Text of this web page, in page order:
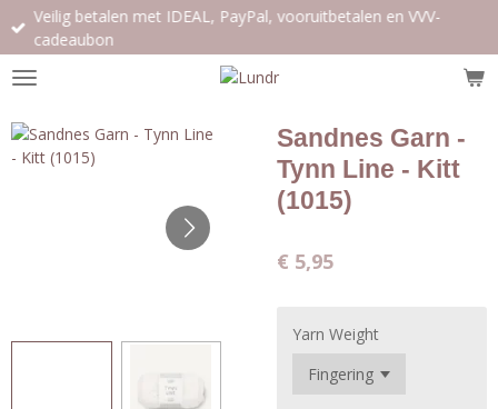
Ga
direct
naar
de
Veilig betalen met IDEAL, PayPal, vooruitbetalen en VVV-
cadeaubon
Sandnes Garn -
Tynn Line - Kitt
(1015)
€ 5,95
Yarn Weight